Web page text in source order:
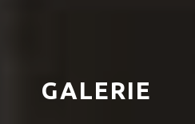
GALERIE